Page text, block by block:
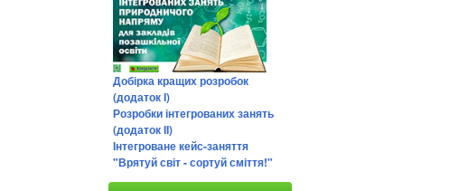
Добірка кращих розробок
(додаток І)
Розробки інтегрованих занять
(додаток ІІ)
Інтегроване кейс-заняття
"Врятуй світ - сортуй сміття!"